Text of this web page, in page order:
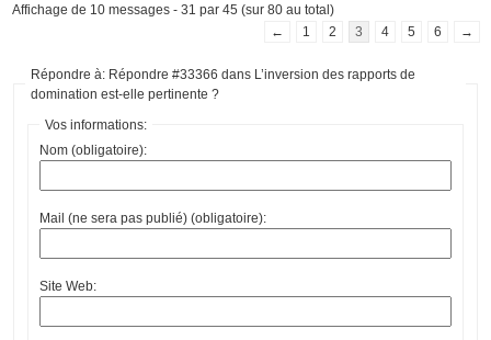
Affichage de 10 messages - 31 par 45 (sur 80 au total)
←
1 2 3 4 5 6 →
Répondre à: Répondre #33366 dans L’inversion des rapports de
domination est-elle pertinente ?
Vos informations:
Nom (obligatoire):
Mail (ne sera pas publié) (obligatoire):
Site Web: